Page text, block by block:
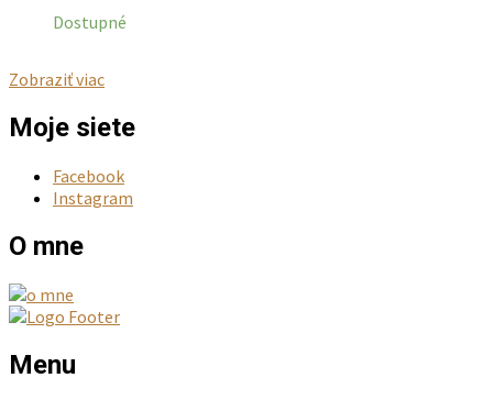
Dostupné
Zobraziť viac
Moje siete
Facebook
Instagram
O mne
Menu